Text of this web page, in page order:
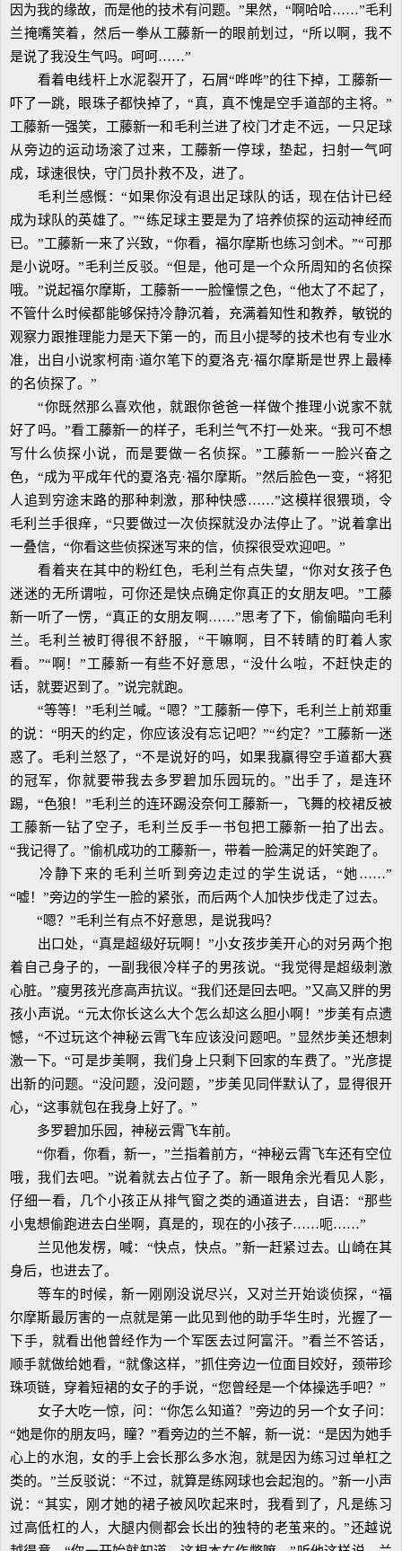
因为我的缘故，而是他的技术有问题。”果然，“啊哈哈……”毛利
兰掩嘴笑着，然后一拳从工藤新一的眼前划过，“所以啊，我不
是说了我没生气吗。呵呵……”
看着电线杆上水泥裂开了，石屑“哗哗”的往下掉，工藤新一
吓了一跳，眼珠子都快掉了，“真，真不愧是空手道部的主将。”
工藤新一强笑，工藤新一和毛利兰进了校门才走不远，一只足球
从旁边的运动场滚了过来，工藤新一停球，垫起，扫射一气呵
成，球速很快，守门员扑救不及，进了。
毛利兰感慨：“如果你没有退出足球队的话，现在估计已经
成为球队的英雄了。”“练足球主要是为了培养侦探的运动神经而
已。”工藤新一来了兴致，“你看，福尔摩斯也练习剑术。”“可那
是小说呀。”毛利兰反驳。“但是，他可是一个众所周知的名侦探
哦。”说起福尔摩斯，工藤新一一脸憧憬之色，“他太了不起了，
不管什么时候都能够保持冷静沉着，充满着知性和教养，敏锐的
观察力跟推理能力是天下第一的，而且小提琴的技术也有专业水
准，出自小说家柯南·道尔笔下的夏洛克·福尔摩斯是世界上最棒
的名侦探了。”
“你既然那么喜欢他，就跟你爸爸一样做个推理小说家不就
好了吗。”看工藤新一的样子，毛利兰气不打一处来。“我可不想
写什么侦探小说，而是要做一名侦探。”工藤新一一脸兴奋之
色，“成为平成年代的夏洛克·福尔摩斯。”然后脸色一变，“将犯
人追到穷途末路的那种刺激，那种快感……”这模样很猥琐，令
毛利兰手很痒，“只要做过一次侦探就没办法停止了。”说着拿出
一叠信，“你看这些侦探迷写来的信，侦探很受欢迎吧。”
看着夹在其中的粉红色，毛利兰有点失望，“你对女孩子色
迷迷的无所谓啦，可你还是快点确定你真正的女朋友吧。”工藤
新一听了一愣，“真正的女朋友啊……”思考了下，偷偷瞄向毛利
兰。毛利兰被盯得很不舒服，“干嘛啊，目不转睛的盯着人家
看。”“啊！”工藤新一有些不好意思，“没什么啦，不赶快走的
话，就要迟到了。”说完就跑。
“等等！”毛利兰喊。“嗯？”工藤新一停下，毛利兰上前郑重
的说：“明天的约定，你应该没有忘记吧？”“约定？”工藤新一迷
惑了。毛利兰怒了，“不是说好的吗，如果我赢得空手道都大赛
的冠军，你就要带我去多罗碧加乐园玩的。”出手了，是连环
踢，“色狼！”毛利兰的连环踢没奈何工藤新一，飞舞的校裙反被
工藤新一钻了空子，毛利兰反手一书包把工藤新一拍了出去。
“我记得了。”偷机成功的工藤新一，带着一脸满足的奸笑跑了。
冷静下来的毛利兰听到旁边走过的学生说话，“她……”
“嘘！”旁边的学生一脸的紧张，而后两个人加快步伐走了过去。
“嗯？”毛利兰有点不好意思，是说我吗？
出口处，“真是超级好玩啊！”小女孩步美开心的对另两个抱
着自己身子的，一副我很冷样子的男孩说。“我觉得是超级刺激
心脏。”瘦男孩光彦高声抗议。“我们还是回去吧。”又高又胖的男
孩小声说。“元太你长这么大个怎么却这么胆小啊！”步美有点遗
憾，“不过玩这个神秘云霄飞车应该没问题吧。”显然步美还想刺
激一下。“可是步美啊，我们身上只剩下回家的车费了。”光彦提
出新的问题。“没问题，没问题，”步美见同伴默认了，显得很开
心，“这事就包在我身上好了。”
多罗碧加乐园，神秘云霄飞车前。
“你看，你看，新一，”兰指着前方，“神秘云霄飞车还有空位
哦，我们去吧。”说着就去占位子了。新一眼角余光看见人影，
仔细一看，几个小孩正从排气窗之类的通道进去，自语：“那些
小鬼想偷跑进去白坐啊，真是的，现在的小孩子……呃……”
兰见他发楞，喊：“快点，快点。”新一赶紧过去。山崎在其
身后，也进去了。
等车的时候，新一刚刚没说尽兴，又对兰开始谈侦探，“福
尔摩斯最厉害的一点就是第一此见到他的助手华生时，光握了一
下手，就看出他曾经作为一个军医去过阿富汗。”看兰不答话，
顺手就做给她看，“就像这样，”抓住旁边一位面目姣好，颈带珍
珠项链，穿着短裙的女子的手说，“您曾经是一个体操选手吧？”
女子大吃一惊，问：“你怎么知道？”旁边的另一个女子问：
“她是你的朋友吗，瞳？”看旁边的兰不解，新一说：“是因为她手
心上的水泡，女的手上会长那么多水泡，就是因为练习过单杠之
类的。”兰反驳说：“不过，就算是练网球也会起泡的。”新一小声
说：“其实，刚才她的裙子被风吹起来时，我看到了，凡是练习
过高低杠的人，大腿内侧都会长出的独特的老茧来的。”还越说